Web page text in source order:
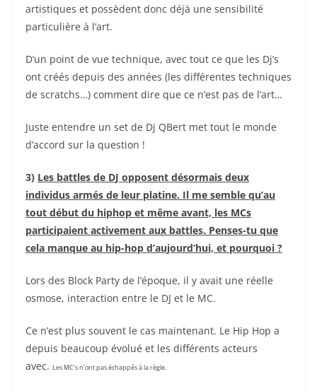
artistiques et possèdent donc déjà une sensibilité
particulière à l’art.
D’un point de vue technique, avec tout ce que les Dj’s
ont créés depuis des années (les différentes techniques
de scratchs…) comment dire que ce n’est pas de l’art…
Juste entendre un set de Dj QBert met tout le monde
d’accord sur la question !
3) Les battles de DJ opposent désormais deux
individus armés de leur platine. Il me semble qu’au
tout début du hiphop et même avant, les MCs
participaient activement aux battles. Penses-tu que
cela manque au hip-hop d’aujourd’hui, et pourquoi ?
Lors des Block Party de l’époque, il y avait une réelle
osmose, interaction entre le DJ et le MC.
Ce n’est plus souvent le cas maintenant. Le Hip Hop a
depuis beaucoup évolué et les différents acteurs
avec. Les MC’s n’ont pas échappés à la règle.